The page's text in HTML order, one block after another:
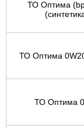
ТО Оптима
ТО Оптима
ТО Оптима